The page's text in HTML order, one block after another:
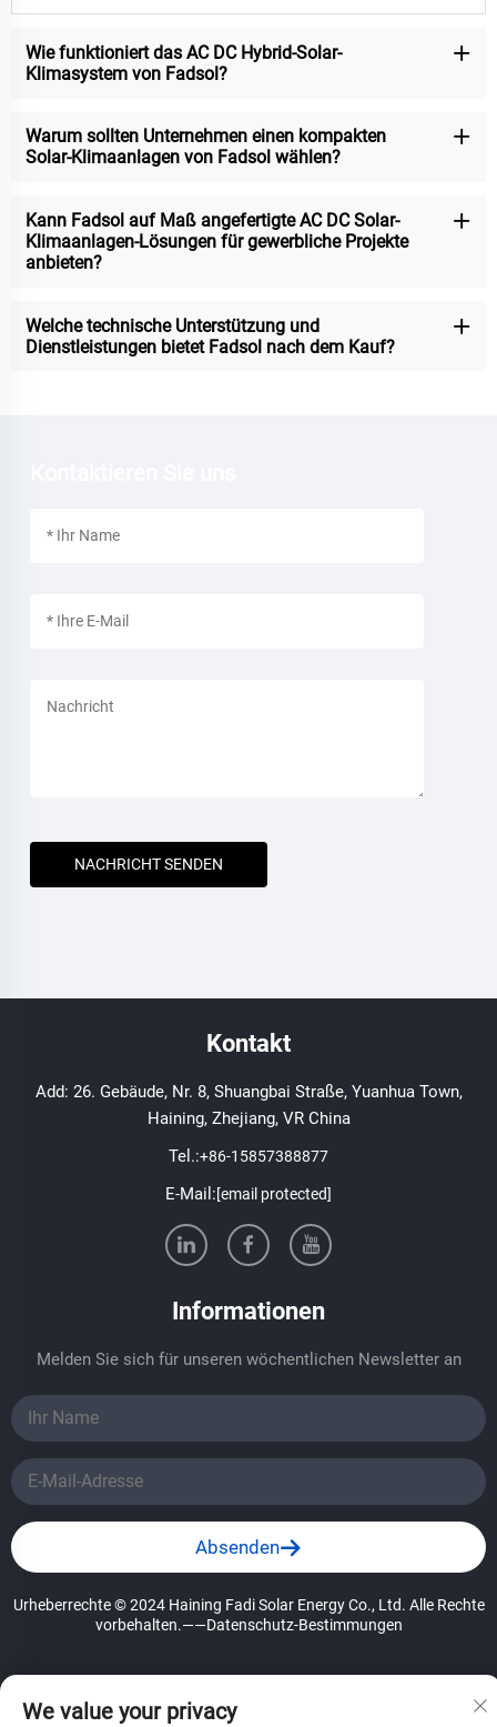
Wie funktioniert das AC DC Hybrid-Solar-
Klimasystem von Fadsol?
Warum sollten Unternehmen einen kompakten
Solar-Klimaanlagen von Fadsol wählen?
Kann Fadsol auf Maß angefertigte AC DC Solar-
Klimaanlagen-Lösungen für gewerbliche Projekte
anbieten?
Welche technische Unterstützung und
Dienstleistungen bietet Fadsol nach dem Kauf?
NACHRICHT SENDEN
Kontakt
Add: 26. Gebäude, Nr. 8, Shuangbai Straße, Yuanhua Town,
Haining, Zhejiang, VR China
Tel.:+86-15857388877
E-Mail:[email protected]
Informationen
Melden Sie sich für unseren wöchentlichen Newsletter an
Absenden
Urheberrechte © 2024 Haining Fadi Solar Energy Co., Ltd. Alle Rechte
vorbehalten.——Datenschutz-Bestimmungen
We value your privacy